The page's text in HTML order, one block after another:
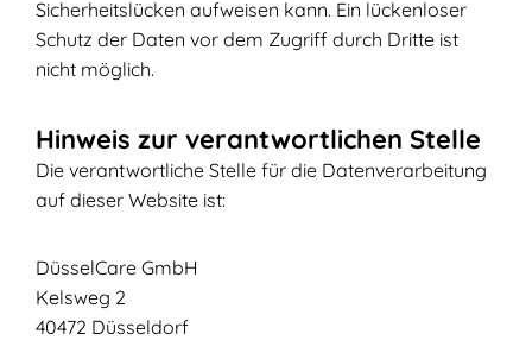
Sicherheitslücken aufweisen kann. Ein lückenloser
Schutz der Daten vor dem Zugriff durch Dritte ist
nicht möglich.
Hinweis zur verantwortlichen Stelle
Die verantwortliche Stelle für die Datenverarbeitung
auf dieser Website ist:
DüsselCare GmbH
Kelsweg 2
40472 Düsseldorf